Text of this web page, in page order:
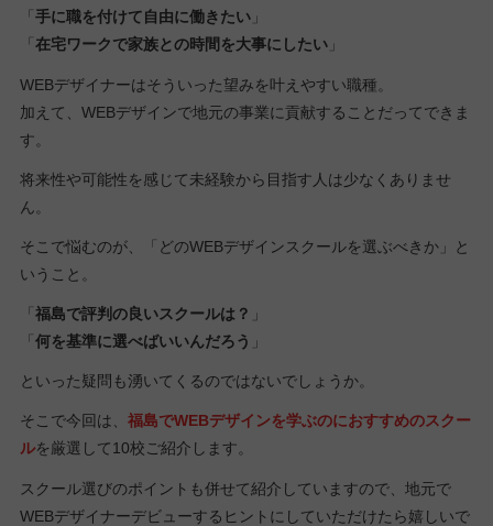
「 手に職を付けて自由に働きたい」
「 在宅ワークで家族との時間を大事にしたい」
WEBデザイナーはそういった望みを叶えやすい職種。
加えて、WEBデザインで地元の事業に貢献することだってできま
す。
将来性や可能性を感じて未経験から目指す人は少なくありませ
ん。
そこで悩むのが、「どのWEBデザインスクールを選ぶべきか」と
いうこと。
「 福島で評判の良いスクールは？ 」
「 何を基準に選べばいいんだろう 」
といった疑問も湧いてくるのではないでしょうか。
そこで今回は、 福島でWEBデザインを学ぶのにおすすめのスクー
ルを厳選して10校ご紹介します。
スクール選びのポイントも併せて紹介していますので、地元で
WEBデザイナーデビューするヒントにしていただけたら嬉しいで